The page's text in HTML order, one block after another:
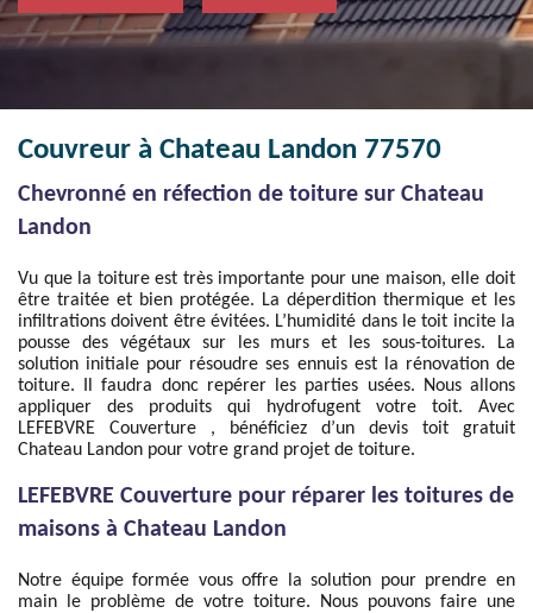
Couvreur à Chateau Landon 77570
Chevronné en réfection de toiture sur Chateau
Landon
Vu que la toiture est très importante pour une maison, elle doit
être traitée et bien protégée. La déperdition thermique et les
infiltrations doivent être évitées. L’humidité dans le toit incite la
pousse des végétaux sur les murs et les sous-toitures. La
solution initiale pour résoudre ses ennuis est la rénovation de
toiture. Il faudra donc repérer les parties usées. Nous allons
appliquer des produits qui hydrofugent votre toit. Avec
LEFEBVRE Couverture , bénéficiez d’un devis toit gratuit
Chateau Landon pour votre grand projet de toiture.
LEFEBVRE Couverture pour réparer les toitures de
maisons à Chateau Landon
Notre équipe formée vous offre la solution pour prendre en
main le problème de votre toiture. Nous pouvons faire une